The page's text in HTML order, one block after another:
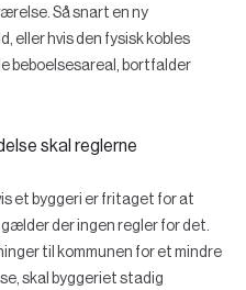
Så snart en ny
eller hvis den fysisk kobles
beboelsesareal, bortfalder
skal reglerne
et byggeri er fritaget for at
der ingen regler for det.
til kommunen for et mindre
skal byggeriet stadig